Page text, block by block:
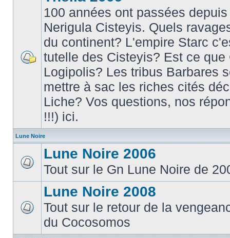
100 années ont passées
Nerigula Cisteyis. Quels
du continent? L'empire Starc
tutelle des Cisteyis? Est ce
Logipolis? Les tribus Barbares
mettre à sac les riches cités
Liche? Vos questions, nos
!!!) ici.
Lune Noire
Lune Noire 2006
Tout sur le Gn Lune Noire de
Lune Noire 2008
Tout sur le retour de la
du Cocosomos